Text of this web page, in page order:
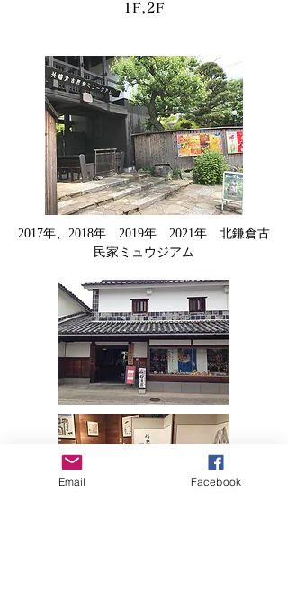
1F,2F
2017年、2018年 2019年 2021年 北鎌倉古
民家ミュウジアム
Email Facebook